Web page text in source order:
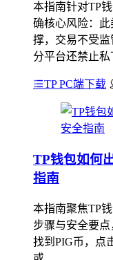
本指南针对TP
确核心风险：
撑，交易不受
分平台还禁止私
TP PC端下载
TP钱包如何
指南
本指南聚焦TP
步骤与安全要
找到PIG币，点